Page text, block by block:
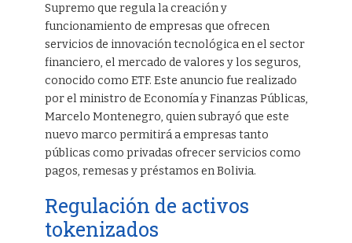
Supremo que regula la creación y
funcionamiento de empresas que ofrecen
servicios de innovación tecnológica en el sector
financiero, el mercado de valores y los seguros,
conocido como ETF. Este anuncio fue realizado
por el ministro de Economía y Finanzas Públicas,
Marcelo Montenegro, quien subrayó que este
nuevo marco permitirá a empresas tanto
públicas como privadas ofrecer servicios como
pagos, remesas y préstamos en Bolivia.
Regulación de activos
tokenizados